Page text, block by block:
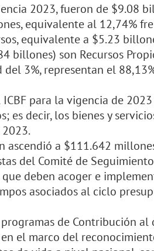
2023, fueron de $9.08
equivalente al 12,74%
equivalente a $5.23
billones) son Recursos
3%, representan el
para la vigencia de
es decir, los bienes y
a $111.642
del Comité de Seguimiento
deben acoger e
asociados al ciclo
de Contribución al
el marco del